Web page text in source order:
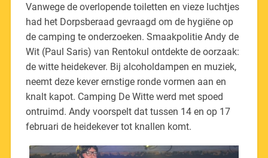
Vanwege de overlopende toiletten en vieze luchtjes
had het Dorpsberaad gevraagd om de hygiëne op
de camping te onderzoeken. Smaakpolitie Andy de
Wit (Paul Saris) van Rentokul ontdekte de oorzaak:
de witte heidekever. Bij alcoholdampen en muziek,
neemt deze kever ernstige ronde vormen aan en
knalt kapot. Camping De Witte werd met spoed
ontruimd. Andy voorspelt dat tussen 14 en op 17
februari de heidekever tot knallen komt.